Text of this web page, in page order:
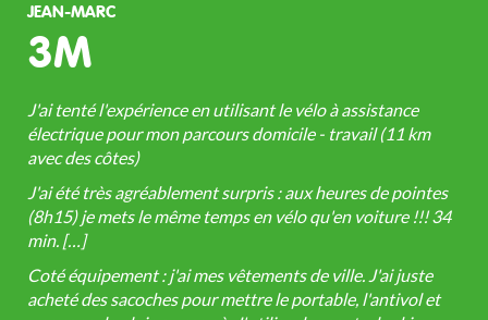
JEAN-MARC
3M
J'ai tenté l'expérience en utilisant le vélo à assistance
électrique pour mon parcours domicile - travail (11 km
avec des côtes)
J'ai été très agréablement surpris : aux heures de pointes
(8h15) je mets le même temps en vélo qu'en voiture !!! 34
min. […]
Coté équipement : j'ai mes vêtements de ville. J'ai juste
acheté des sacoches pour mettre le portable, l'antivol et